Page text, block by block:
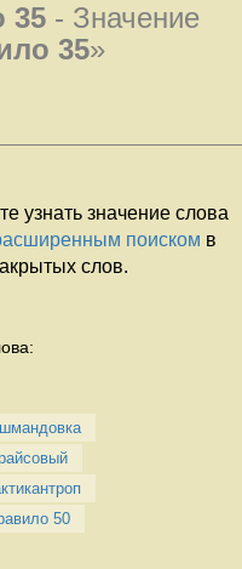
35 - Значение
35»
узнать значение слова
поиском в
слов.
50